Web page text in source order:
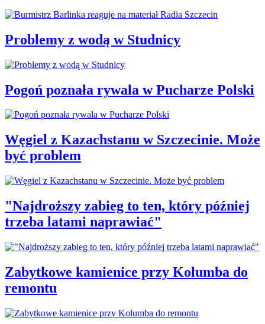
Problemy z wodą w Studnicy
Pogoń poznała rywala w Pucharze Polski
Węgiel z Kazachstanu w Szczecinie. Może
być problem
"Najdroższy zabieg to ten, który później
trzeba latami naprawiać"
Zabytkowe kamienice przy Kolumba do
remontu